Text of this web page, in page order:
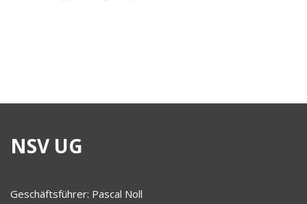
NSV UG
Geschäftsführer: Pascal Noll